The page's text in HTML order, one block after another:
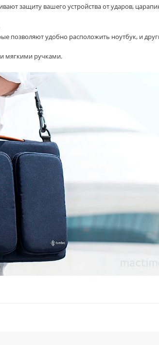
защиту вашего устройства от ударов,
позволяют удобно расположить ноутбук, и
мягкими ручками.